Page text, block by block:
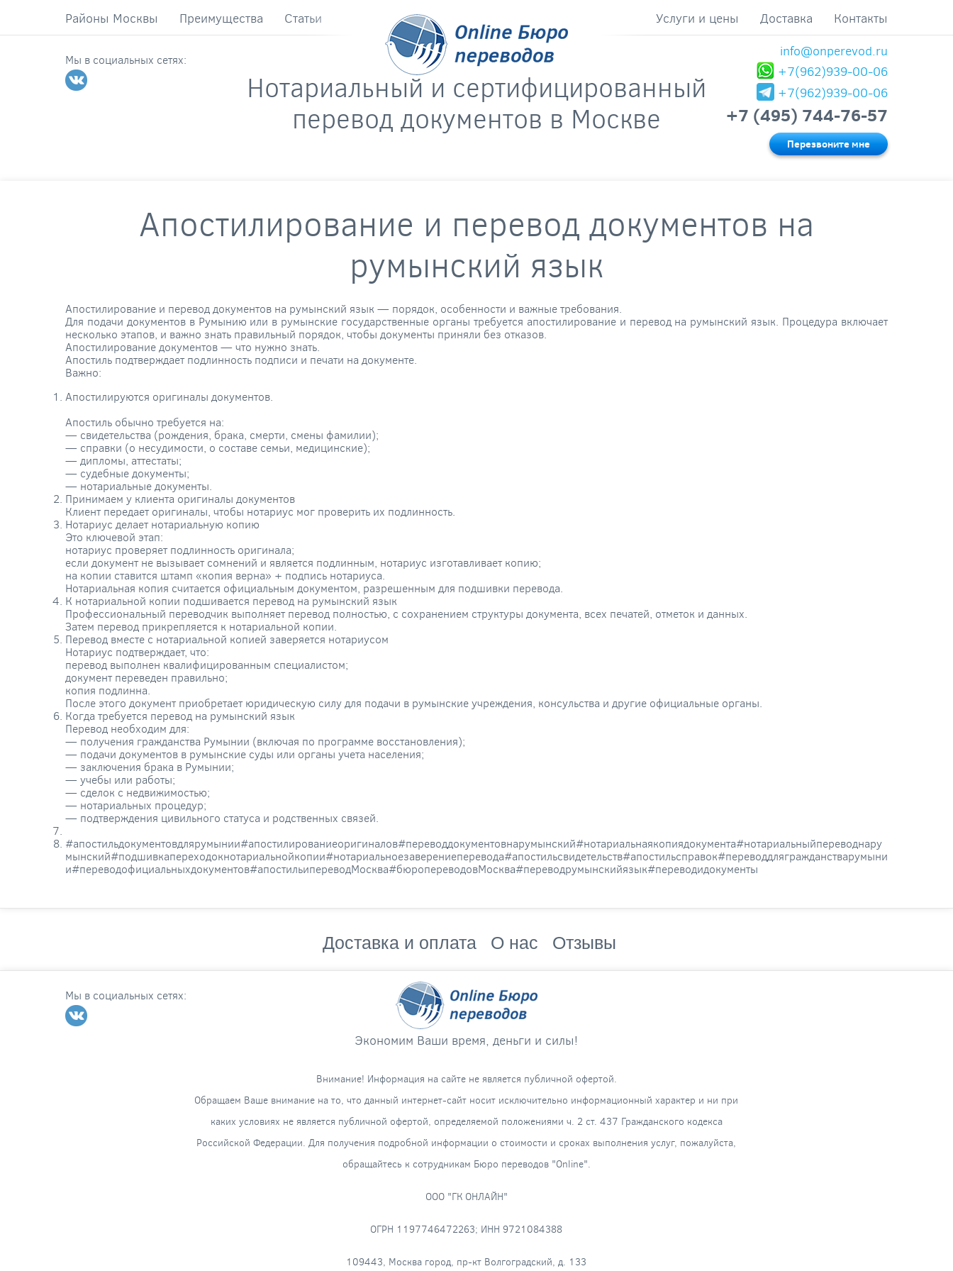
Районы Москвы Преимущества Статьи Контакты
Доставка
Услуги и цены
Мы в социальных сетях:
info@onperevod.ru
+7(962)939-00-06
+7(962)939-00-06
+7 (495) 744-76-57
Перезвоните мне
Нотариальный и сертифицированный
перевод документов в Москве
Апостилирование и перевод документов на
румынский язык
Апостилирование и перевод документов на румынский язык — порядок, особенности и важные требования.
Для подачи документов в Румынию или в румынские государственные органы требуется апостилирование и перевод на румынский язык. Процедура включает
несколько этапов, и важно знать правильный порядок, чтобы документы приняли без отказов.
Апостилирование документов — что нужно знать.
Апостиль подтверждает подлинность подписи и печати на документе.
Важно:
Апостилируются оригиналы документов.
Апостиль обычно требуется на:
— свидетельства (рождения, брака, смерти, смены фамилии);
— справки (о несудимости, о составе семьи, медицинские);
— дипломы, аттестаты;
— судебные документы;
— нотариальные документы.
Принимаем у клиента оригиналы документов
Клиент передает оригиналы, чтобы нотариус мог проверить их подлинность.
Нотариус делает нотариальную копию
Это ключевой этап:
нотариус проверяет подлинность оригинала;
если документ не вызывает сомнений и является подлинным, нотариус изготавливает копию;
на копии ставится штамп «копия верна» + подпись нотариуса.
Нотариальная копия считается официальным документом, разрешенным для подшивки перевода.
К нотариальной копии подшивается перевод на румынский язык
Профессиональный переводчик выполняет перевод полностью, с сохранением структуры документа, всех печатей, отметок и данных.
Затем перевод прикрепляется к нотариальной копии.
Перевод вместе с нотариальной копией заверяется нотариусом
Нотариус подтверждает, что:
перевод выполнен квалифицированным специалистом;
документ переведен правильно;
копия подлинна.
После этого документ приобретает юридическую силу для подачи в румынские учреждения, консульства и другие официальные органы.
Когда требуется перевод на румынский язык
Перевод необходим для:
— получения гражданства Румынии (включая по программе восстановления);
— подачи документов в румынские суды или органы учета населения;
— заключения брака в Румынии;
— учебы или работы;
— сделок с недвижимостью;
— нотариальных процедур;
— подтверждения цивильного статуса и родственных связей.
#апостильдокументовдлярумынии#апостилированиеоригиналов#переводдокументовнарумынский#нотариальнаякопиядокумента#нотариальныйпереводнару
мынский#подшивкапереходокнотариальнойкопии#нотариальноезаверениеперевода#апостильсвидетельств#апостильсправок#переводдлягражданстварумыни
и#переводофициальныхдокументов#апостильипереводМосква#бюропереводовМосква#переводрумынскийязык#переводидокументы
Доставка и оплата О нас Отзывы
Мы в социальных сетях:
Экономим Ваши время, деньги и силы!
Внимание! Информация на сайте не является публичной офертой.
Обращаем Ваше внимание на то, что данный интернет-сайт носит исключительно информационный характер и ни при
каких условиях не является публичной офертой, определяемой положениями ч. 2 ст. 437 Гражданского кодекса
Российской Федерации. Для получения подробной информации о стоимости и сроках выполнения услуг, пожалуйста,
обращайтесь к сотрудникам Бюро переводов "Online".
ООО "ГК ОНЛАЙН"
ОГРН 1197746472263; ИНН 9721084388
109443, Москва город, пр-кт Волгоградский, д. 133